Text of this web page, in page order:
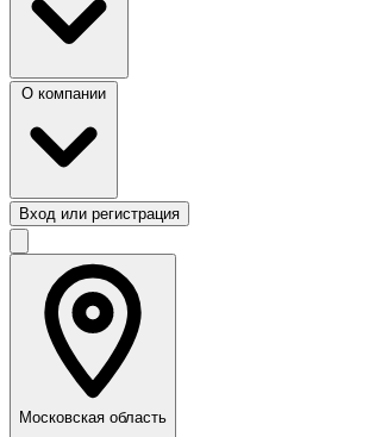
Вход или регистрация
Московская область